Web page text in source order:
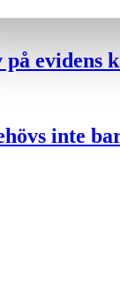
evidens
inte